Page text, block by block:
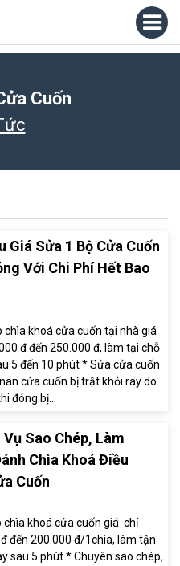
Cuốn
Giá Sửa 1 Bộ Cửa Cuốn
Với Chi Phí Hết Bao
chìa khoá cửa cuốn tại nhà giá
đ đến 250.000 đ, làm tại chỗ
5 đến 10 phút * Sửa cửa cuốn
cửa cuốn bị trật khỏi ray do
đóng bị...
Vụ Sao Chép, Làm
Chìa Khoá Điều
Cuốn
chìa khoá cửa cuốn giá chỉ
đến 200.000 đ/1chìa, làm tận
sau 5 phút * Chuyên sao chép,